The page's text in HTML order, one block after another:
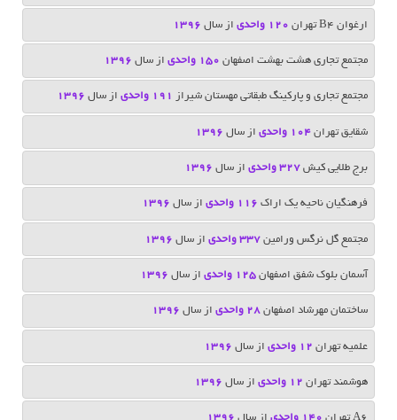
ارغوان B4 تهران 120 واحدی از سال 1396
مجتمع تجاری هشت بهشت اصفهان 150 واحدی از سال 1396
مجتمع تجاری و پارکینگ طبقاتی مهستان شیراز 191 واحدی از سال 1396
شقایق تهران 104 واحدی از سال 1396
برج طلایی کیش 327 واحدی از سال 1396
فرهنگیان ناحیه یک اراک 116 واحدی از سال 1396
مجتمع گل نرگس ورامین 337 واحدی از سال 1396
آسمان بلوک شفق اصفهان 125 واحدی از سال 1396
ساختمان مهرشاد اصفهان 28 واحدی از سال 1396
علمیه تهران 12 واحدی از سال 1396
هوشمند تهران 12 واحدی از سال 1396